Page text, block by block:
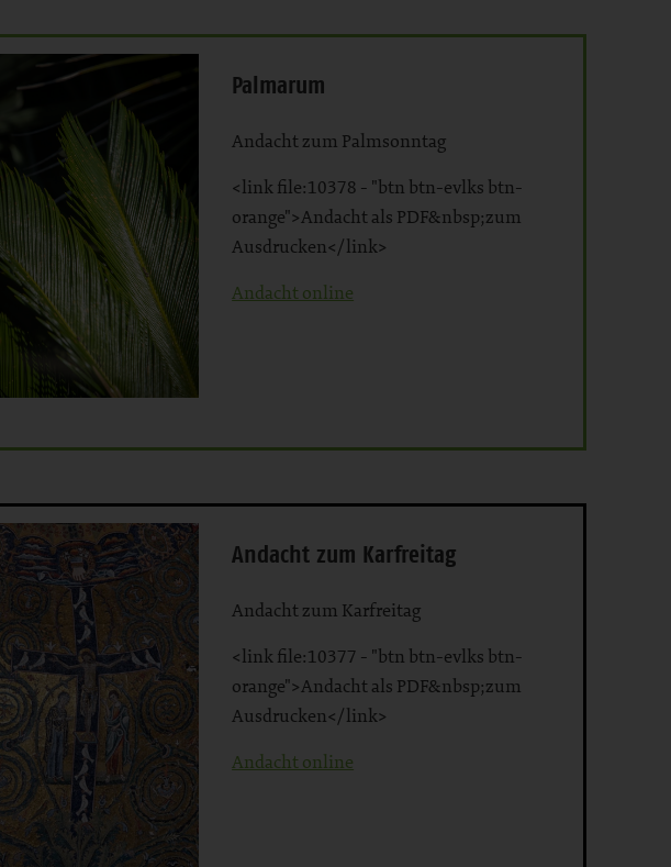
Palmarum
Andacht zum Palmsonntag
<link file:10378 - "btn btn-evlks btn-
orange">Andacht als PDF&nbsp;zum
Ausdrucken</link>
Andacht online
Andacht zum Karfreitag
Andacht zum Karfreitag
<link file:10377 - "btn btn-evlks btn-
orange">Andacht als PDF&nbsp;zum
Ausdrucken</link>
Andacht online